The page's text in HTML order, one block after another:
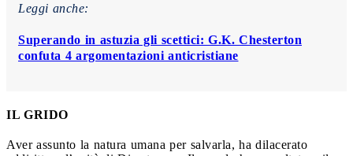
Leggi anche:
Superando in astuzia gli scettici: G.K. Chesterton
confuta 4 argomentazioni anticristiane
IL GRIDO
Aver assunto la natura umana per salvarla, ha dilacerato